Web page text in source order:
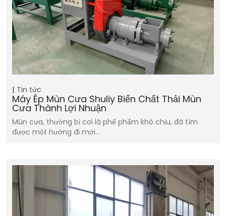
Tin tức
Máy Ép Mùn Cưa Shuliy Biến Chất Thải Mùn
Cưa Thành Lợi Nhuận
Mùn cưa, thường bị coi là phế phẩm khó chịu, đã tìm
được một hướng đi mới…